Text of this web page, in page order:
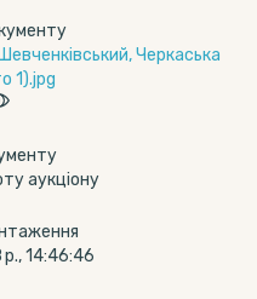
Черкаська
1).jpg
аукціону
р., 14:46:46